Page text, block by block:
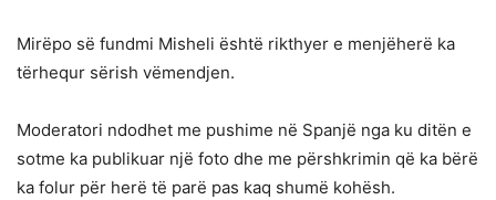
Mirëpo së fundmi Misheli është rikthyer e menjëherë ka
tërhequr sërish vëmendjen.
Moderatori ndodhet me pushime në Spanjë nga ku ditën e
sotme ka publikuar një foto dhe me përshkrimin që ka bërë
ka folur për herë të parë pas kaq shumë kohësh.